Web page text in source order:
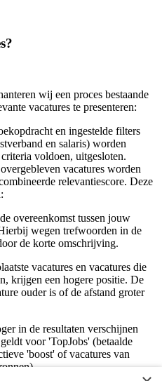
wij een proces bestaande
vacatures te presenteren:
en ingestelde filters
en salaris) worden
voldoen, uitgesloten.
vacatures worden
relevantiescore. Deze
overeenkomst tussen jouw
wegen trefwoorden in de
de korte omschrijving.
vacatures en vacatures die
krijgen een hogere positie. De
ouder is of de afstand groter
in de resultaten verschijnen
voor 'TopJobs' (betaalde
'boost' of vacatures van